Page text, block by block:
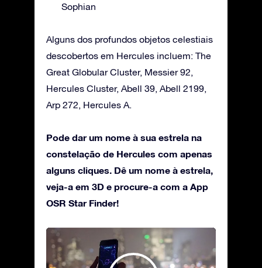
Sophian
Alguns dos profundos objetos celestiais
descobertos em Hercules incluem: The
Great Globular Cluster, Messier 92,
Hercules Cluster, Abell 39, Abell 2199,
Arp 272, Hercules A.
Pode dar um nome à sua estrela na
constelação de Hercules com apenas
alguns cliques. Dê um nome à estrela,
veja-a em 3D e procure-a com a App
OSR Star Finder!